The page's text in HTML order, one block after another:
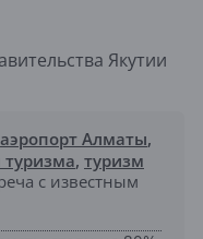
Якутии
аэропорт Алматы,
туризма, туризм
с известным